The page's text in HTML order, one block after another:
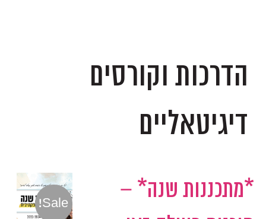
הדרכות וקורסים
דיגיטאליים
Sale!
*מתכננות שנה* –